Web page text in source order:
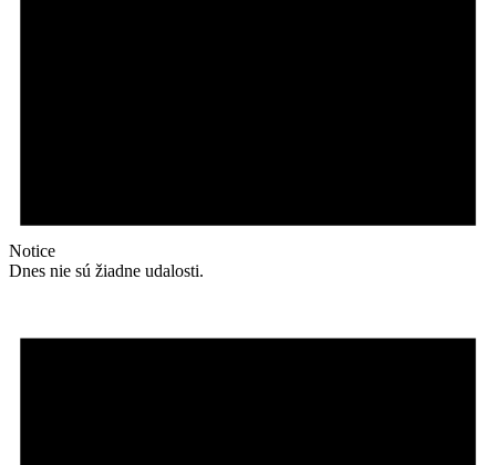
Notice
Dnes nie sú žiadne udalosti.